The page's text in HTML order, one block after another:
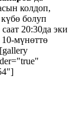
колдоп,
болуп
20:30да эки
мүнөттө